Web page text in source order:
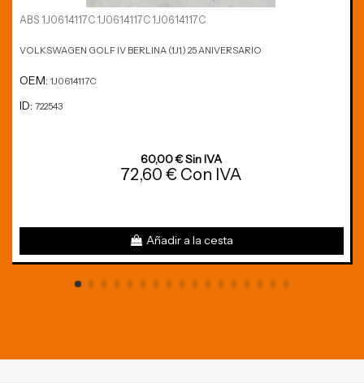
ABS 1J0614117C 1J0614117C 1J0614117C
VOLKSWAGEN GOLF IV BERLINA (1J1) 25 ANIVERSARIO
OEM: 1J0614117C
ID: 722543
60,00 € Sin IVA
72,60 € Con IVA
Añadir a la cesta